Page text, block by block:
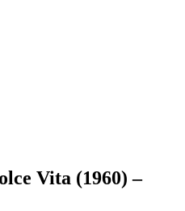
Vita (1960) –